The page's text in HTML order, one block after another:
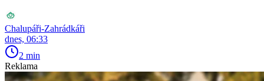
Chalupáři-Zahrádkáři
dnes, 06:33
2 min
Reklama